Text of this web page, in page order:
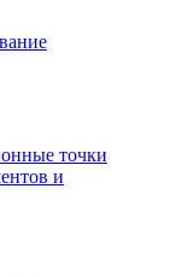
точки
и